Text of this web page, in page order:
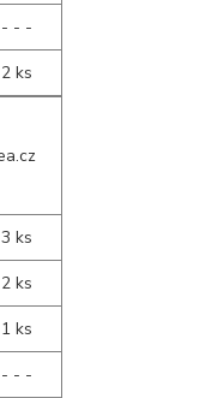
- - -
2 ks
3 ks
2 ks
1 ks
- - -